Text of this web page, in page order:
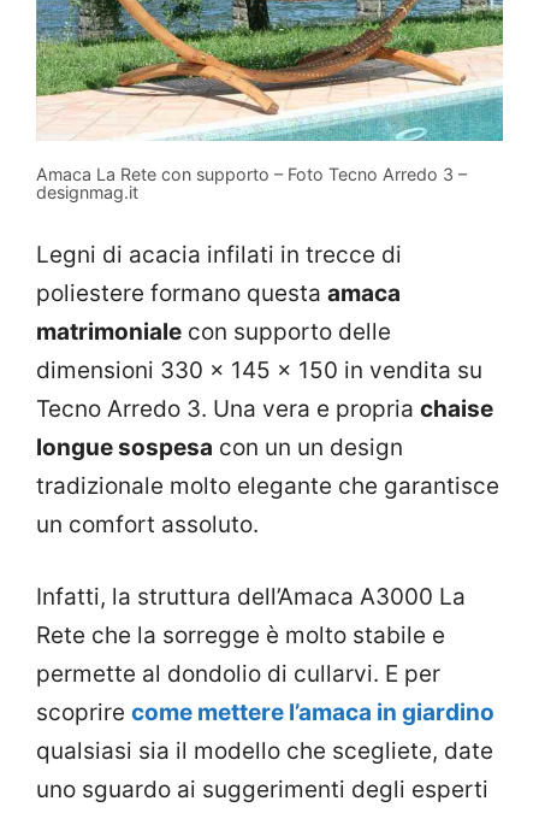
Amaca La Rete con supporto – Foto Tecno Arredo 3 –
designmag.it
Legni di acacia infilati in trecce di
poliestere formano questa amaca
matrimoniale con supporto delle
dimensioni 330 x 145 x 150 in vendita su
Tecno Arredo 3. Una vera e propria chaise
longue sospesa con un un design
tradizionale molto elegante che garantisce
un comfort assoluto.
Infatti, la struttura dell’Amaca A3000 La
Rete che la sorregge è molto stabile e
permette al dondolio di cullarvi. E per
scoprire come mettere l’amaca in giardino
qualsiasi sia il modello che scegliete, date
uno sguardo ai suggerimenti degli esperti